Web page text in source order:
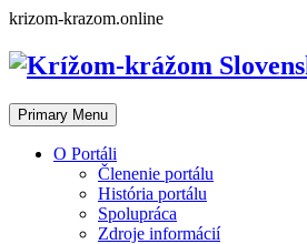
Skip
content
krizom-krazom.online
Primary Menu
O Portáli
Členenie portálu
História portálu
Spolupráca
Zdroje informácií